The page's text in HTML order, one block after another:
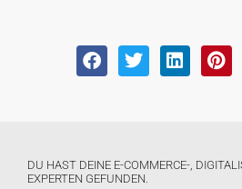
DU HAST DEINE E-COMMERCE-,
EXPERTEN GEFUNDEN.